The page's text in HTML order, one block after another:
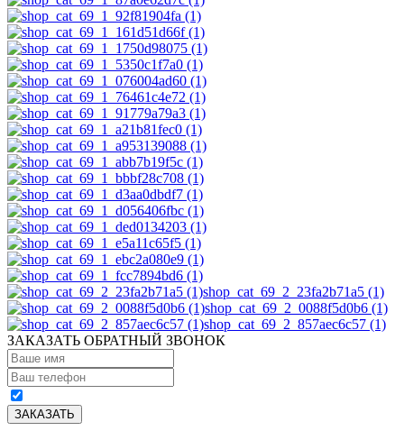
shop_cat_69_2_23fa2b71a5 (1)
shop_cat_69_2_0088f5d0b6 (1)
shop_cat_69_2_857aec6c57 (1)
ЗАКАЗАТЬ ОБРАТНЫЙ ЗВОНОК